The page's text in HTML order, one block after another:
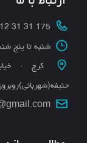
175 31 31 0912 - 026-32224334
شنبه تا پنج شنبه -